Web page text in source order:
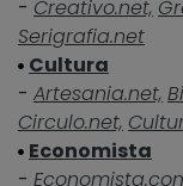
- Creativo.net,
Serigrafia.net
Cultura
- Artesania.net,
Circulo.net,
Economista
-